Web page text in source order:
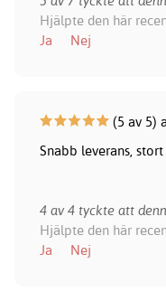
Hjälpte den här
Ja
Nej
(5 av 5)
Snabb leverans,
4 av 4 tyckte att
Hjälpte den här
Ja
Nej